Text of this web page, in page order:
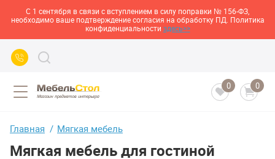
С 1 сентября в связи с вступлением в силу поправки № 156-ФЗ,
необходимо ваше подтверждение согласия на обработку ПД. Политика
конфиденциальности здесь>>
0 0
Главная Мягкая мебель
Мягкая мебель для гостиной